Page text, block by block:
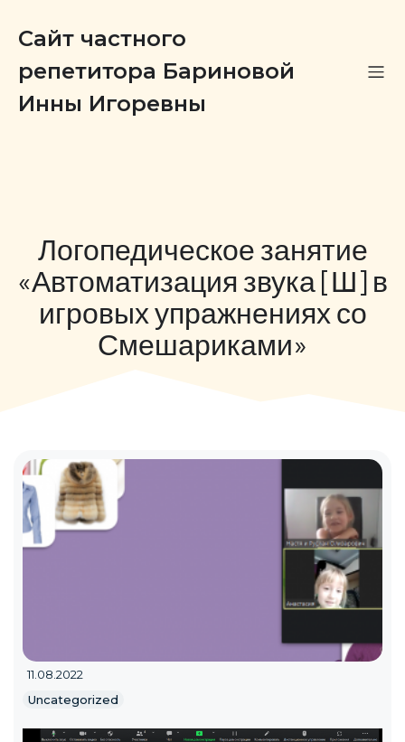
Сайт частного
репетитора Бариновой
Инны Игоревны
Логопедическое занятие
«Автоматизация звука [Ш] в
игровых упражнениях со
Смешариками»
11.08.2022
Uncategorized